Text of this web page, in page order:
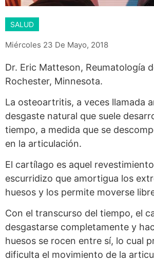
SALUD
Miércoles 23 De Mayo, 2018
Dr. Eric Matteson, Reumatología
Rochester, Minnesota.
La osteoartritis, a veces llamada
desgaste natural que suele
tiempo, a medida que se
en la articulación.
El cartílago es aquel
escurridizo que amortigua los
huesos y los permite moverse
Con el transcurso del tiempo, el
desgastarse completamente y
huesos se rocen entre sí, lo cual
dificulta el movimiento de la